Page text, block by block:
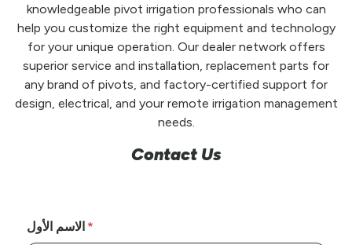
knowledgeable pivot irrigation professionals who can
help you customize the right equipment and technology
for your unique operation. Our dealer network offers
superior service and installation, replacement parts for
any brand of pivots, and factory-certified support for
design, electrical, and your remote irrigation management
needs.
Contact Us
الاسم الأول